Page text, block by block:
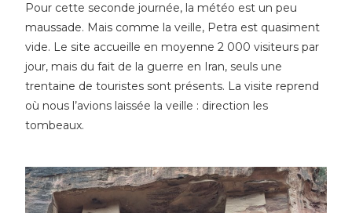
Pour cette seconde journée, la météo est un peu
maussade. Mais comme la veille, Petra est quasiment
vide. Le site accueille en moyenne 2 000 visiteurs par
jour, mais du fait de la guerre en Iran, seuls une
trentaine de touristes sont présents. La visite reprend
où nous l’avions laissée la veille : direction les
tombeaux.